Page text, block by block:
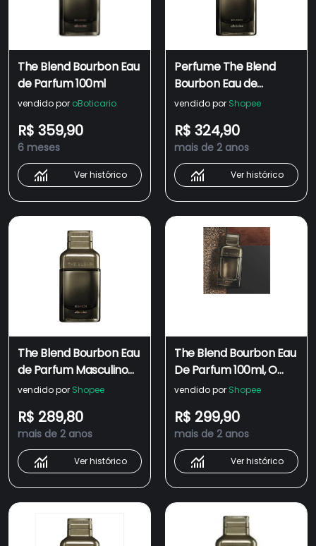
The Blend Bourbon Eau
de Parfum 100ml
vendido por oBoticario
R$ 359,90
6 meses
Ver histórico
Perfume The Blend
Bourbon Eau de
Parfum 100ml O
vendido por Shopee
R$ 324,90
mais de 2 anos
Ver histórico
The Blend Bourbon Eau
de Parfum Masculino
100ml - Boticário
vendido por Shopee
R$ 289,80
mais de 2 anos
Ver histórico
The Blend Bourbon Eau
De Parfum 100ml, O
Boticário
vendido por Shopee
R$ 299,90
mais de 2 anos
Ver histórico